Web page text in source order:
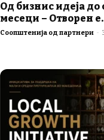
Од бизнис идеја до
месеци – Отворен
Соопштенија од партнери -